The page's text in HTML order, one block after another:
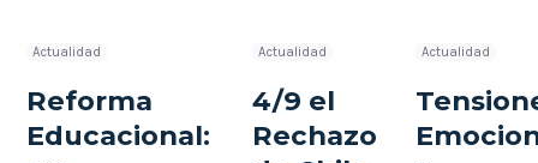
Actualidad
Reforma
Educacional:
Actualidad
4/9 el
Rechazo
Actualidad